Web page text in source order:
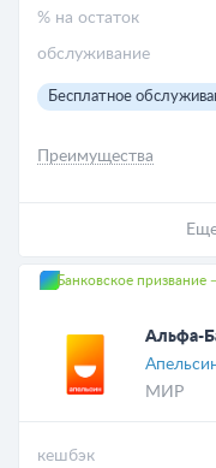
% на остаток
обслуживание
Преимущества
Бесплатное
Банковское призвание
Альфа-
МИР
кешбэк